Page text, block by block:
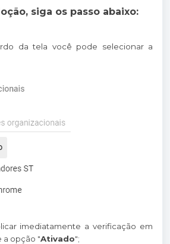
siga os passo abaixo:
da tela você pode selecionar a
imediatamente a verificação em
a opção "Ativado";